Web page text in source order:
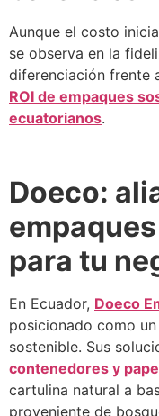
Aunque el costo
se observa en la
diferenciación frente
ROI de empaques
ecuatorianos.
Doeco:
para tu
En Ecuador, Doeco
posicionado como
sostenible. Sus
contenedores y
cartulina natural a
proveniente de